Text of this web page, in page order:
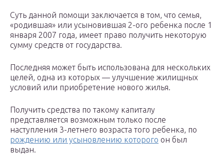
Суть данной помощи заключается в том, что семья,
«родившая» или усыновившая 2-ого ребенка после 1
января 2007 года, имеет право получить некоторую
сумму средств от государства.
Последняя может быть использована для нескольких
целей, одна из которых — улучшение жилищных
условий или приобретение нового жилья.
Получить средства по такому капиталу
представляется возможным только после
наступления 3-летнего возраста того ребенка, по
рождению или усыновлению которого он был
выдан.